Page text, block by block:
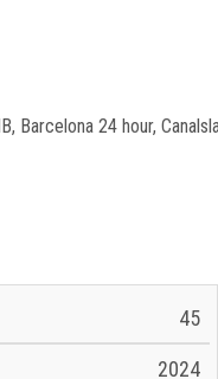
Barcelona 24 hour,
45
2024